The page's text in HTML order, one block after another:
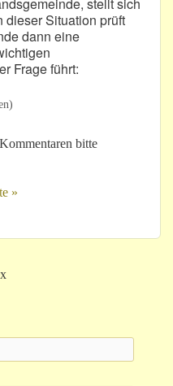
stellt sich
dieser Situation prüft
dann eine
Frage führt:
ihre aktuelle Situation nicht?
bitte
»